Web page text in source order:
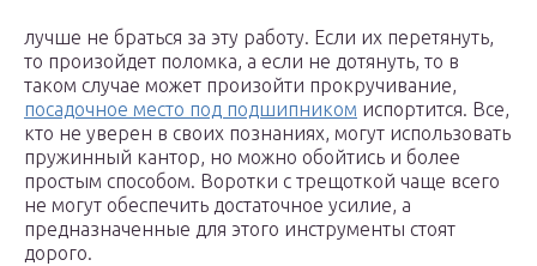
лучше не браться за эту работу. Если их перетянуть,
то произойдет поломка, а если не дотянуть, то в
таком случае может произойти прокручивание,
посадочное место под подшипником испортится. Все,
кто не уверен в своих познаниях, могут использовать
пружинный кантор, но можно обойтись и более
простым способом. Воротки с трещоткой чаще всего
не могут обеспечить достаточное усилие, а
предназначенные для этого инструменты стоят
дорого.